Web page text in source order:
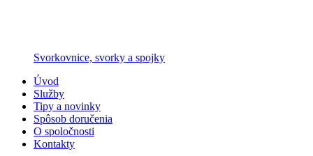
Svorkovnice, svorky a spojky
Úvod
Služby
Tipy a novinky
Spôsob doručenia
O spoločnosti
Kontakty